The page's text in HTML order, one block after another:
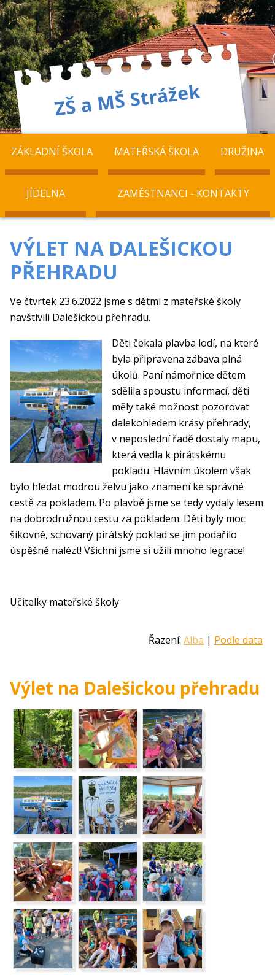
ZÁKLADNÍ ŠKOLA MATEŘSKÁ ŠKOLA DRUŽINA
JÍDELNA ZAMĚSTNANCI - KONTAKTY
VÝLET NA DALEŠICKOU
PŘEHRADU
Ve čtvrtek 23.6.2022 jsme s dětmi z mateřské školy
navštívili Dalešickou přehradu.
Děti čekala plavba lodí, na které
byla připravena zábava plná
úkolů. Paní námořnice dětem
sdělila spoustu informací, děti
měly také možnost pozorovat
dalekohledem krásy přehrady,
v neposlední řadě dostaly mapu,
která vedla k pirátskému
pokladu. Hlavním úkolem však
bylo hledat modrou želvu jako znamení ke správné
cestě za pokladem. Po plavbě jsme se tedy vydaly lesem
na dobrodružnou cestu za pokladem. Děti byly moc
šikovné, schovaný pirátský poklad se jim podařilo
úspěšně nalézt! Všichni jsme si užili mnoho legrace!
Učitelky mateřské školy
Řazení: Alba | Podle data
Výlet na Dalešickou přehradu